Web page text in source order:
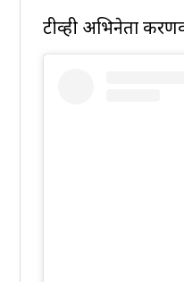
टीव्ही अभिनेता